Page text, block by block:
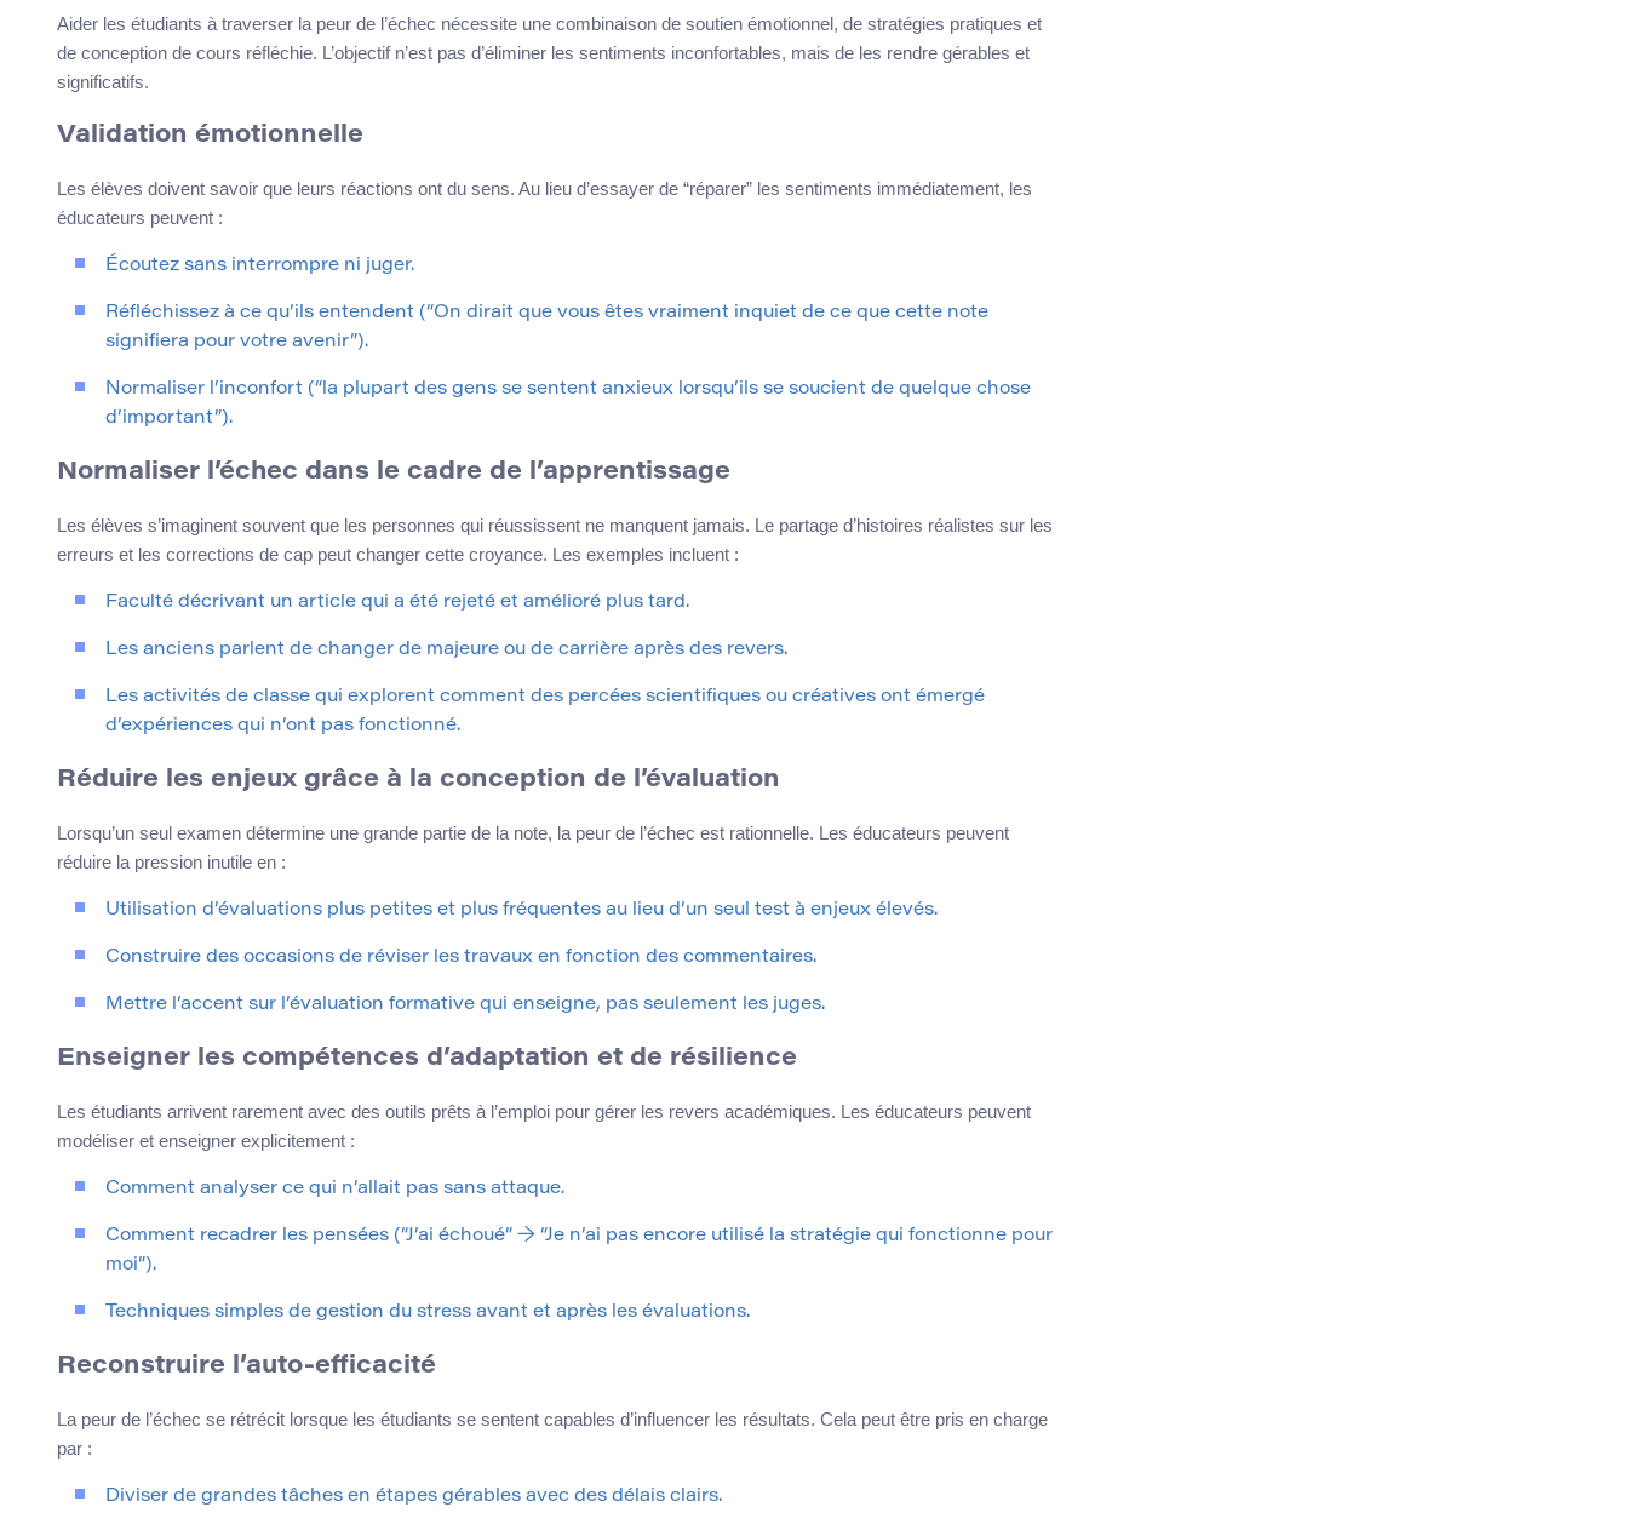
Aider les étudiants à traverser la peur de l’échec nécessite une combinaison de soutien émotionnel, de stratégies pratiques et
de conception de cours réfléchie. L’objectif n’est pas d’éliminer les sentiments inconfortables, mais de les rendre gérables et
significatifs.
Validation émotionnelle
Les élèves doivent savoir que leurs réactions ont du sens. Au lieu d’essayer de “réparer” les sentiments immédiatement, les
éducateurs peuvent :
Écoutez sans interrompre ni juger.
Réfléchissez à ce qu’ils entendent (“On dirait que vous êtes vraiment inquiet de ce que cette note
signifiera pour votre avenir”).
Normaliser l’inconfort (“la plupart des gens se sentent anxieux lorsqu’ils se soucient de quelque chose
d’important”).
Normaliser l’échec dans le cadre de l’apprentissage
Les élèves s’imaginent souvent que les personnes qui réussissent ne manquent jamais. Le partage d’histoires réalistes sur les
erreurs et les corrections de cap peut changer cette croyance. Les exemples incluent :
Faculté décrivant un article qui a été rejeté et amélioré plus tard.
Les anciens parlent de changer de majeure ou de carrière après des revers.
Les activités de classe qui explorent comment des percées scientifiques ou créatives ont émergé
d’expériences qui n’ont pas fonctionné.
Réduire les enjeux grâce à la conception de l’évaluation
Lorsqu’un seul examen détermine une grande partie de la note, la peur de l’échec est rationnelle. Les éducateurs peuvent
réduire la pression inutile en :
Utilisation d’évaluations plus petites et plus fréquentes au lieu d’un seul test à enjeux élevés.
Construire des occasions de réviser les travaux en fonction des commentaires.
Mettre l’accent sur l’évaluation formative qui enseigne, pas seulement les juges.
Enseigner les compétences d’adaptation et de résilience
Les étudiants arrivent rarement avec des outils prêts à l’emploi pour gérer les revers académiques. Les éducateurs peuvent
modéliser et enseigner explicitement :
Comment analyser ce qui n’allait pas sans attaque.
Comment recadrer les pensées (“J’ai échoué” → “Je n’ai pas encore utilisé la stratégie qui fonctionne pour
moi”).
Techniques simples de gestion du stress avant et après les évaluations.
Reconstruire l’auto-efficacité
La peur de l’échec se rétrécit lorsque les étudiants se sentent capables d’influencer les résultats. Cela peut être pris en charge
par :
Diviser de grandes tâches en étapes gérables avec des délais clairs.